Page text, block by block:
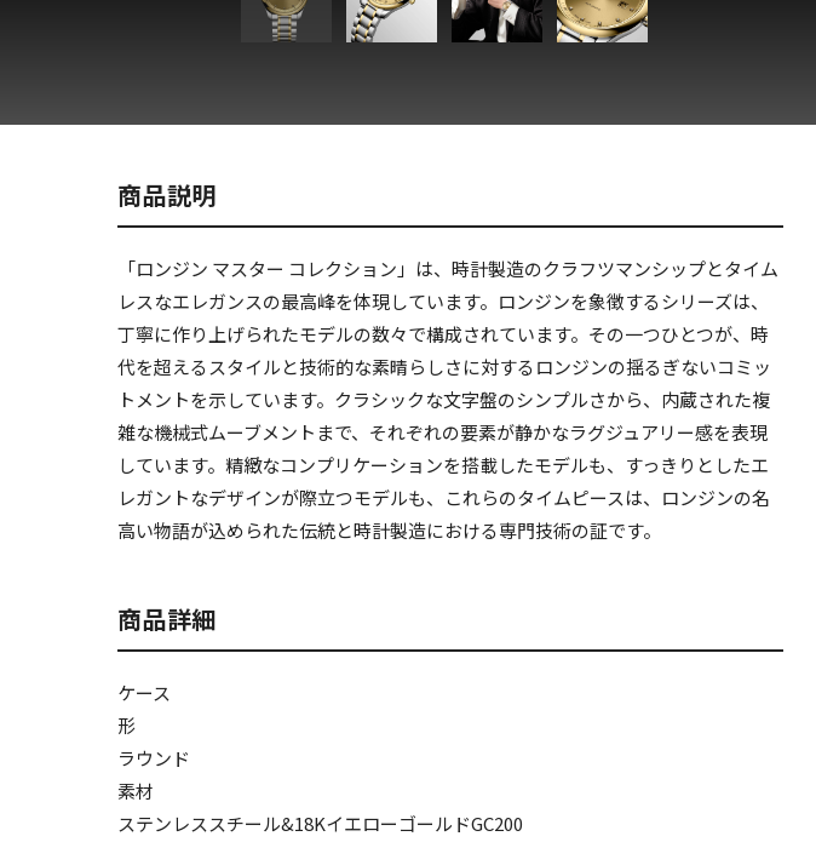
商品説明
「ロンジン マスター コレクション」は、時計製造のクラフツマンシップとタイム
レスなエレガンスの最高峰を体現しています。ロンジンを象徴するシリーズは、
丁寧に作り上げられたモデルの数々で構成されています。その一つひとつが、時
代を超えるスタイルと技術的な素晴らしさに対するロンジンの揺るぎないコミッ
トメントを示しています。クラシックな文字盤のシンプルさから、内蔵された複
雑な機械式ムーブメントまで、それぞれの要素が静かなラグジュアリー感を表現
しています。精緻なコンプリケーションを搭載したモデルも、すっきりとしたエ
レガントなデザインが際立つモデルも、これらのタイムピースは、ロンジンの名
高い物語が込められた伝統と時計製造における専門技術の証です。
商品詳細
ケース
形
ラウンド
素材
ステンレススチール&18KイエローゴールドGC200